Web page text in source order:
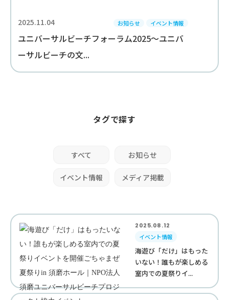
2025.11.04 お知らせ イベント情報
ユニバーサルビーチフォーラム2025～ユニバ
ーサルビーチの文...
タグで探す
すべて お知らせ
イベント情報 メディア掲載
2025.08.12
イベント情報
海遊び「だけ」はもった
いない！誰もが楽しめる
室内での夏祭りイ...